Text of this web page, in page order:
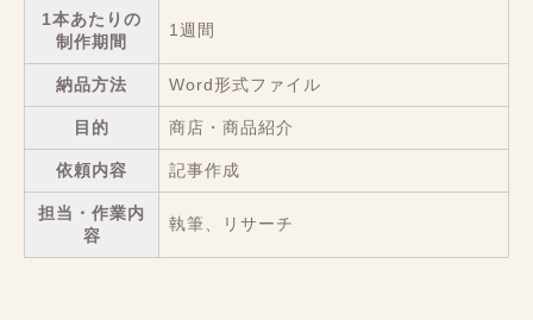
1本あたりの
制作期間
1週間
納品方法 Word形式ファイル
目的 商店・商品紹介
依頼内容 記事作成
担当・作業内
容
執筆、リサーチ